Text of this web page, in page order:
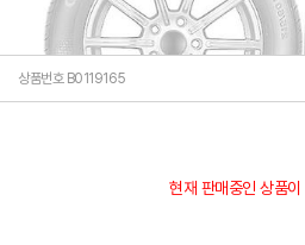
상품번호 B0119165
현재 판매중인 상품이